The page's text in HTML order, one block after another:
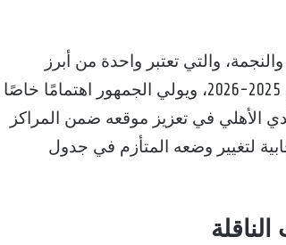
والتي تعتبر واحدة من أبرز
مواجهات الجولة الـ23 من الدوري السعودي للموسم 2025-2026، ويولي الجمهور اهتمامًا خاصًا
الأهلي في تعزيز موقعه ضمن المراكز
لتغيير وضعه المتأزم في جدول